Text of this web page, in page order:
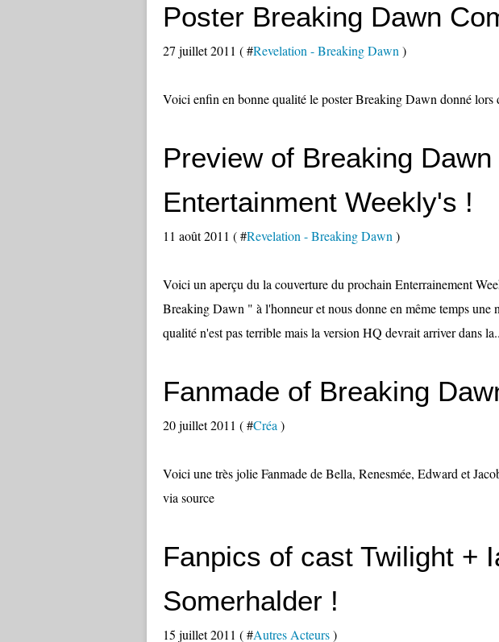
Poster Breaking Dawn
27 juillet 2011 ( #Revelation - Breaking Dawn )
Voici enfin en bonne qualité le poster Breaking Dawn donné
Preview of Breaking
Entertainment Weekly's !
11 août 2011 ( #Revelation - Breaking Dawn )
Voici un aperçu du la couverture du prochain Enterrainement
Breaking Dawn " à l'honneur et nous donne en même temps
qualité n'est pas terrible mais la version HQ devrait arriver dans
Fanmade of Breaking
20 juillet 2011 ( #Créa )
Voici une très jolie Fanmade de Bella, Renesmée, Edward et
via source
Fanpics of cast Twilight +
Somerhalder !
15 juillet 2011 ( #Autres Acteurs)